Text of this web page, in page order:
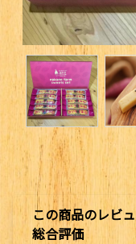
この商品のレビ
総合評価